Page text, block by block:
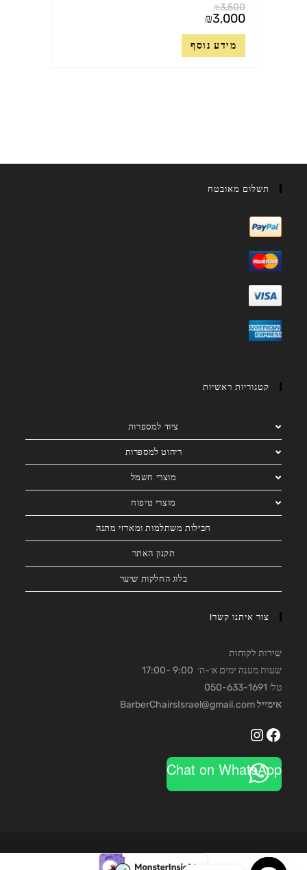
₪3,500
המחיר
המקורי
היה:
₪3,500.
₪3,000
הנוכחי
הוא:
₪3,000.
מידע נוסף
תשלום מאובטח
קטגוריות ראשיות
ציוד למספרות
ריהוט למספרות
מוצרי חשמל
מוצרי טיפוח
חבילות משתלמות ומארזי מתנה
תקנון האתר
בלוג החלקות שיער
צור איתנו קשר!
שירות לקוחות
שעות מענה ימים א׳-ה׳ 9:00 -17:00
טל׳ 050-633-1691
אימיילBarberChairsIsrael@gmail.com
Facebook
Instagram
Chat on WhatsApp